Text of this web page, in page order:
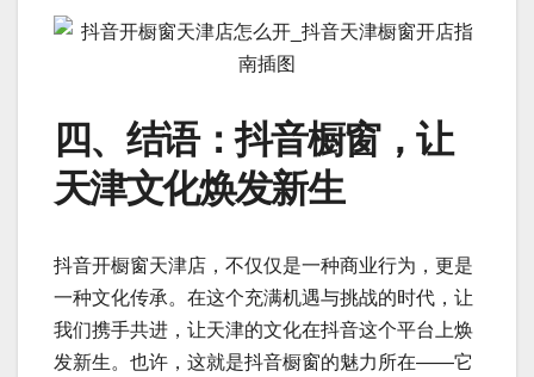
四、结语：抖音橱窗，让
天津文化焕发新生
抖音开橱窗天津店，不仅仅是一种商业行为，更是
一种文化传承。在这个充满机遇与挑战的时代，让
我们携手共进，让天津的文化在抖音这个平台上焕
发新生。也许，这就是抖音橱窗的魅力所在——它